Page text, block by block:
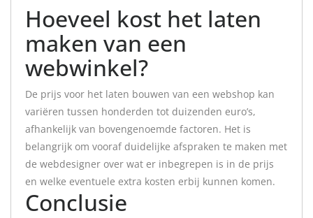
Hoeveel kost het laten
maken van een
webwinkel?
De prijs voor het laten bouwen van een webshop kan
variëren tussen honderden tot duizenden euro’s,
afhankelijk van bovengenoemde factoren. Het is
belangrijk om vooraf duidelijke afspraken te maken met
de webdesigner over wat er inbegrepen is in de prijs
en welke eventuele extra kosten erbij kunnen komen.
Conclusie